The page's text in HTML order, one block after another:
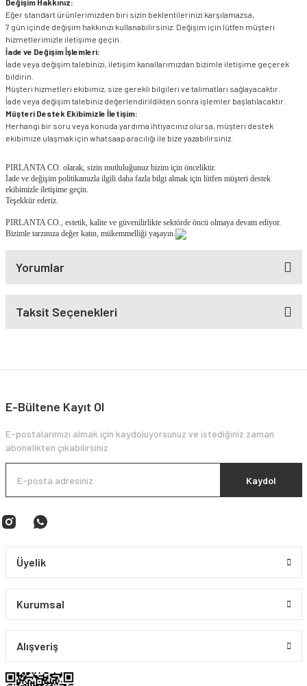
Değişim Hakkınız:
Eğer standart ürünlerimizden biri sizin beklentilerinizi karşılamazsa,
7 gün içinde değişim hakkınızı kullanabilirsiniz. Değişim için lütfen müşteri
hizmetlerimizle iletişime geçin.
İade ve Değişim İşlemleri:
İade veya değişim talebinizi, iletişim kanallarımızdan bizimle iletişime geçerek
bildirin.
Müşteri hizmetleri ekibimiz, size gerekli bilgileri ve talimatları sağlayacaktır.
İade veya değişim talebiniz değerlendirildikten sonra işlemler başlatılacaktır.
Müşteri Destek Ekibimizle İletişim:
Herhangi bir soru veya konuda yardıma ihtiyacınız olursa, müşteri destek
ekibimize ulaşmak için whatsaap aracılığı ile bize yazabilirsiniz.
PIRLANTA CO. olarak, sizin mutluluğunuz bizim için önceliktir.
İade ve değişim politikamızla ilgili daha fazla bilgi almak için lütfen müşteri destek
ekibimizle iletişime geçin.
Teşekkür ederiz.
PIRLANTA CO., estetik, kalite ve güvenilirlikte sektörde öncü olmaya devam ediyor.
Bizimle tarzınıza değer katın, mükemmelliği yaşayın.
Yorumlar
Taksit Seçenekleri
E-Bültene Kayıt Ol
E-postalarımızı almak için kaydoluyorsunuz ve istediğiniz zaman
abonelikten çıkabilirsiniz.
Kaydol
Üyelik
Kurumsal
Alışveriş